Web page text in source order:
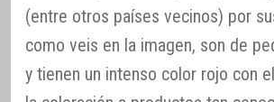
(entre otros países vecinos) por
como veis en la imagen, son de
y tienen un intenso color rojo con